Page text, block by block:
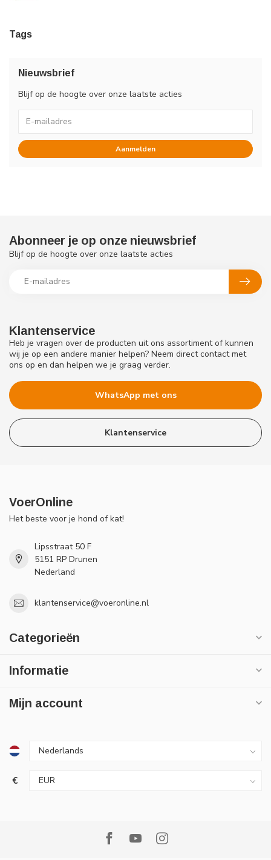
Tags
Nieuwsbrief
Blijf op de hoogte over onze laatste acties
Aanmelden
Klantenservice
Heb je vragen over de producten uit ons assortiment of kunnen
wij je op een andere manier helpen? Neem direct contact met
ons op en dan helpen we je graag verder.
WhatsApp met ons
Klantenservice
Abonneer je op onze nieuwsbrief
Blijf op de hoogte over onze laatste acties
VoerOnline
Het beste voor je hond of kat!
Lipsstraat 50 F
5151 RP Drunen
Nederland
klantenservice@voeronline.nl
Categorieën
Informatie
Mijn account
€